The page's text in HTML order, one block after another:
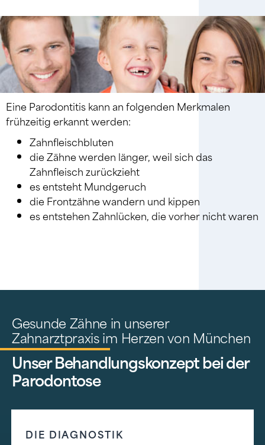
Eine Parodontitis kann an folgenden Merkmalen
frühzeitig erkannt werden:
Zahnfleischbluten
die Zähne werden länger, weil sich das
Zahnfleisch zurückzieht
es entsteht Mundgeruch
die Frontzähne wandern und kippen
es entstehen Zahnlücken, die vorher nicht waren
Gesunde Zähne in unserer
Zahnarztpraxis im Herzen von München
Unser Behandlungskonzept bei der
Parodontose
DIE DIAGNOSTIK